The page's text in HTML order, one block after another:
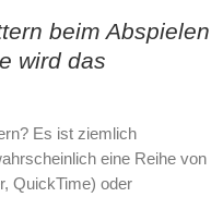
beim Abspielen
wird das
Es ist ziemlich
eine Reihe von
QuickTime) oder